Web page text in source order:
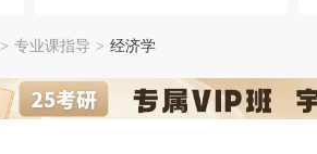
> 专业课指导 > 经济学